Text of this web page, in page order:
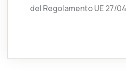
del Regolamento UE 27/